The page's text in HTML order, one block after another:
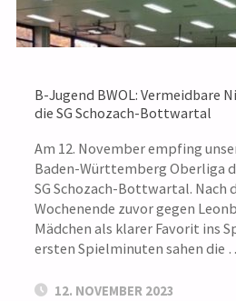
BOTTWARTAL"
B-Jugend BWOL: Vermeidbare
die SG Schozach-Bottwartal
Am 12. November empfing
Baden-Württemberg Oberliga
SG Schozach-Bottwartal. Nach
Wochenende zuvor gegen
Mädchen als klarer Favorit ins
ersten Spielminuten sahen die
12. NOVEMBER 2023